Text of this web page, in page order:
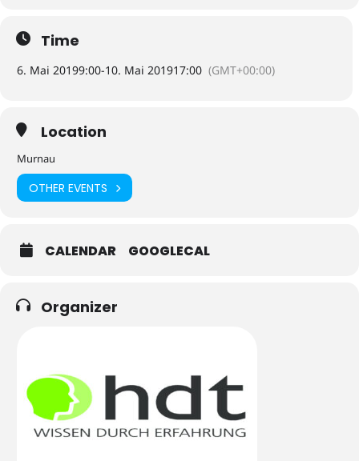
Time
6. Mai 20199:00-10. Mai 201917:00 (GMT+00:00)
Location
Murnau
OTHER EVENTS
CALENDAR GOOGLECAL
Organizer